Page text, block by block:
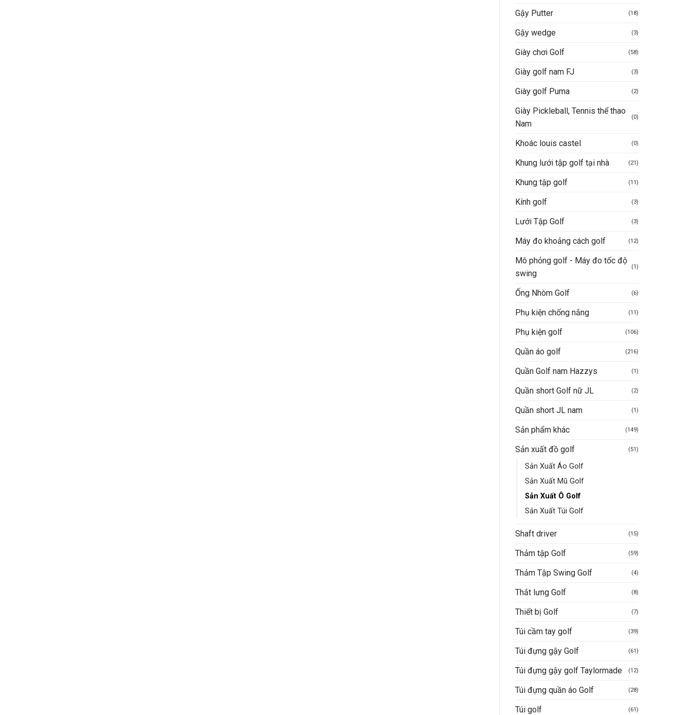
Gậy Putter (18)
Gậy wedge (3)
Giày chơi Golf (58)
Giày golf nam FJ (3)
Giày golf Puma (2)
Giày Pickleball, Tennis thể thao
Nam
(0)
Khoác louis castel (0)
Khung lưới tập golf tại nhà (21)
Khung tập golf (11)
Kính golf (3)
Lưới Tập Golf (3)
Máy đo khoảng cách golf (12)
Mô phỏng golf - Máy đo tốc độ
swing
(1)
Ống Nhòm Golf (6)
Phụ kiện chống nắng (11)
Phụ kiện golf (106)
Quần áo golf (216)
Quần Golf nam Hazzys (1)
Quần short Golf nữ JL (2)
Quần short JL nam (1)
Sản phẩm khác (149)
Sản xuất đồ golf (51)
Sản Xuất Áo Golf
Sản Xuất Mũ Golf
Sản Xuất Ô Golf
Sản Xuất Túi Golf
Shaft driver (15)
Thảm tập Golf (59)
Thảm Tập Swing Golf (4)
Thắt lưng Golf (8)
Thiết bị Golf (7)
Túi cầm tay golf (39)
Túi đựng gậy Golf (61)
Túi đựng gậy golf Taylormade (12)
Túi đựng quần áo Golf (28)
Túi golf (61)